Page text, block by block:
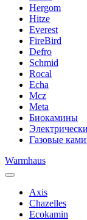
Hergom
Hitze
Everest
FireBird
Defro
Schmid
Rocal
Echa
Mcz
Meta
Биокамины
Газовые
Warmhaus
Axis
Chazelles
Ecokamin